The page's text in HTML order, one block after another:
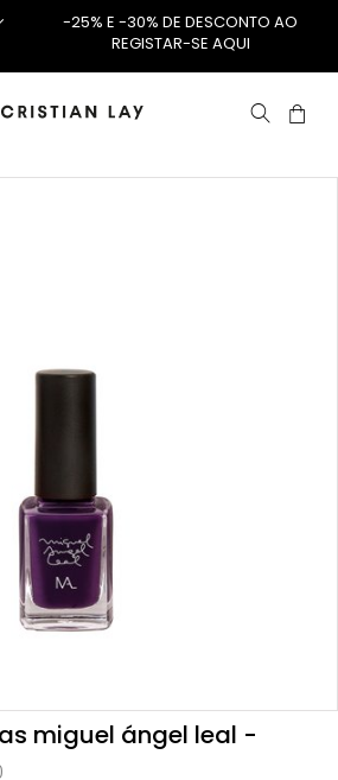
-25% E -30% DE DESCONTO AO
REGISTAR-SE AQUI
miguel ángel leal -